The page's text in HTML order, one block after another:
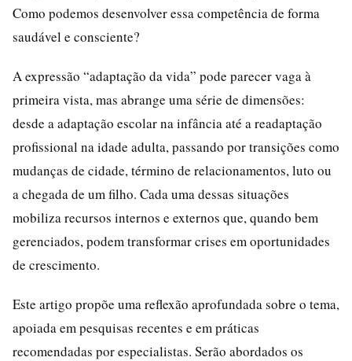
Como podemos desenvolver essa competência de forma
saudável e consciente?
A expressão “adaptação da vida” pode parecer vaga à
primeira vista, mas abrange uma série de dimensões:
desde a adaptação escolar na infância até a readaptação
profissional na idade adulta, passando por transições como
mudanças de cidade, término de relacionamentos, luto ou
a chegada de um filho. Cada uma dessas situações
mobiliza recursos internos e externos que, quando bem
gerenciados, podem transformar crises em oportunidades
de crescimento.
Este artigo propõe uma reflexão aprofundada sobre o tema,
apoiada em pesquisas recentes e em práticas
recomendadas por especialistas. Serão abordados os